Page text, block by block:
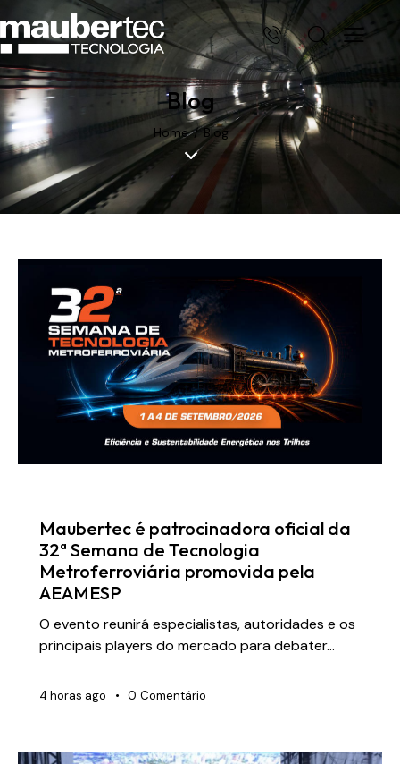
Blog
Home Blog
Maubertec é patrocinadora oficial da
32ª Semana de Tecnologia
Metroferroviária promovida pela
AEAMESP
O evento reunirá especialistas, autoridades e os
principais players do mercado para debater…
4 horas ago 0 Comentário